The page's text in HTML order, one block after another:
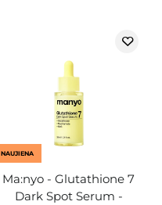
NAUJIENA
Ma:nyo - Glutathione 7
Dark Spot Serum -